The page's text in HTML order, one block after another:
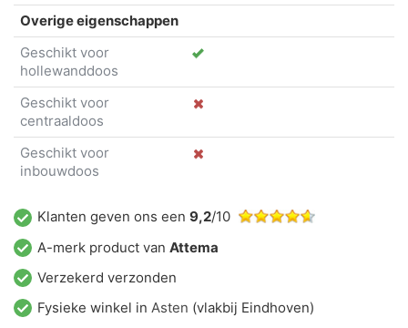
Overige eigenschappen
Geschikt voor
hollewanddoos
Geschikt voor
centraaldoos
Geschikt voor
inbouwdoos
Klanten geven ons een 9,2/10
A-merk product van Attema
Verzekerd verzonden
Fysieke winkel in Asten (vlakbij Eindhoven)